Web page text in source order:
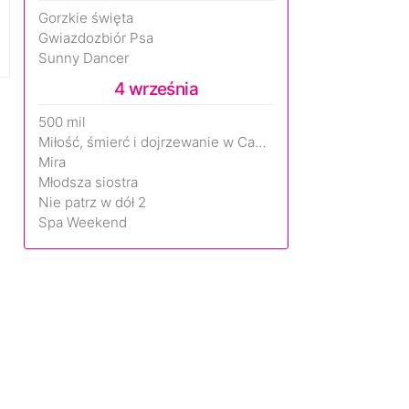
Gorzkie święta
Gwiazdozbiór Psa
Sunny Dancer
4 września
500 mil
Miłość, śmierć i dojrzewanie w Camp Miasma
Mira
Młodsza siostra
Nie patrz w dół 2
Spa Weekend